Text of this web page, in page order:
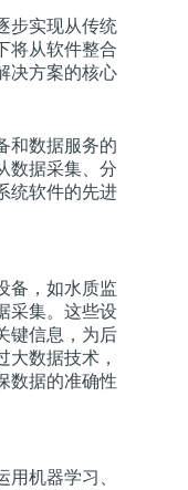
步实现从传统
将从软件整合
决方案的核心
和数据服务的
数据采集、分
统软件的先进
备，如水质监
采集。这些设
键信息，为后
数据技术，
数据的准确性
机器学习、